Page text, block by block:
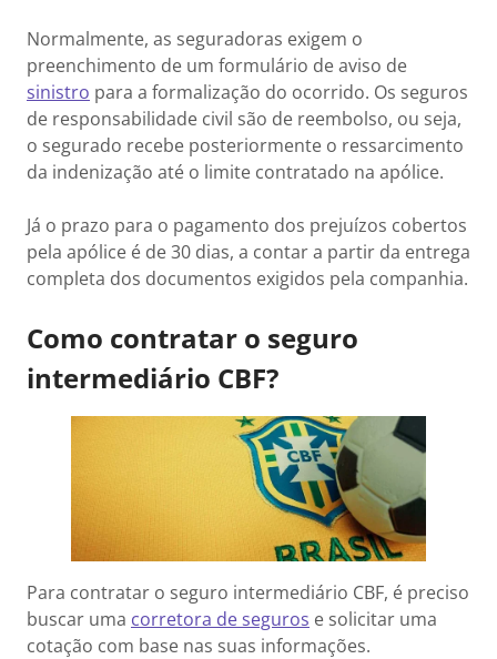
Normalmente, as seguradoras exigem o
preenchimento de um formulário de aviso de
sinistro para a formalização do ocorrido. Os seguros
de responsabilidade civil são de reembolso, ou seja,
o segurado recebe posteriormente o ressarcimento
da indenização até o limite contratado na apólice.
Já o prazo para o pagamento dos prejuízos cobertos
pela apólice é de 30 dias, a contar a partir da entrega
completa dos documentos exigidos pela companhia.
Como contratar o seguro
intermediário CBF?
Para contratar o seguro intermediário CBF, é preciso
buscar uma corretora de seguros e solicitar uma
cotação com base nas suas informações.